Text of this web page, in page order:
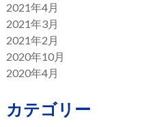
2021年4月
2021年3月
2021年2月
2020年10月
2020年4月
カテゴリー